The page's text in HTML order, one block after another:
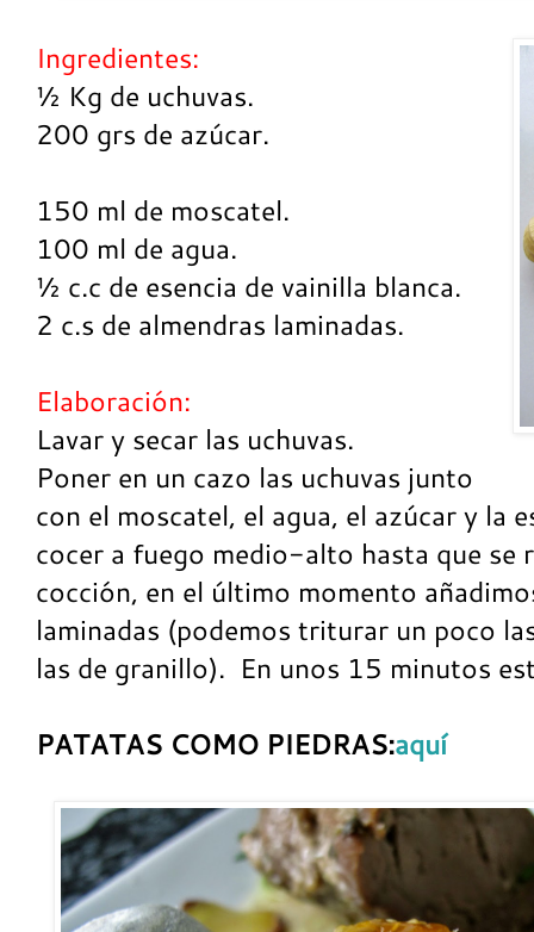
Ingredientes:
½ Kg de uchuvas.
200 grs de azúcar.
150 ml de moscatel.
100 ml de agua.
½ c.c de esencia de vainilla blanca.
2 c.s de almendras laminadas.
Elaboración:
Lavar y secar las uchuvas.
Poner en un cazo las uchuvas junto
con el moscatel, el agua, el azúcar y la
cocer a fuego medio-alto hasta que se
cocción, en el último momento
laminadas (podemos triturar un poco
las de granillo). En unos 15 minutos
PATATAS COMO PIEDRAS:aquí